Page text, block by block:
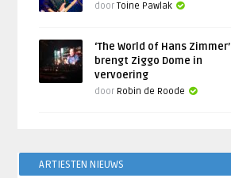
doorToine Pawlak
‘The World of Hans Zimmer’
brengt Ziggo Dome in
vervoering
door Robin de Roode
ARTIESTEN NIEUWS